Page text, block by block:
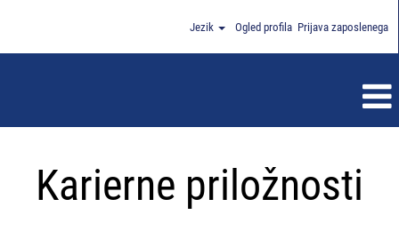
Jezik Ogled profila Prijava zaposlenega
Karierne priložnosti